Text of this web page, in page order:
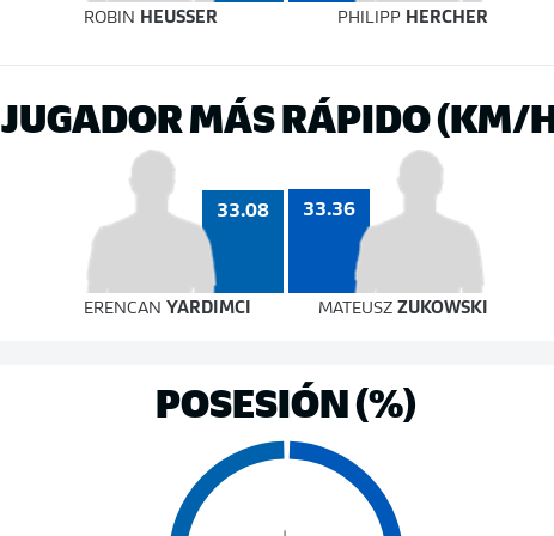
ROBIN HEUSSER PHILIPP HERCHER
JUGADOR MÁS RÁPIDO (KM/
33.08 33.36
ERENCAN YARDIMCI MATEUSZ ZUKOWSKI
POSESIÓN (%)